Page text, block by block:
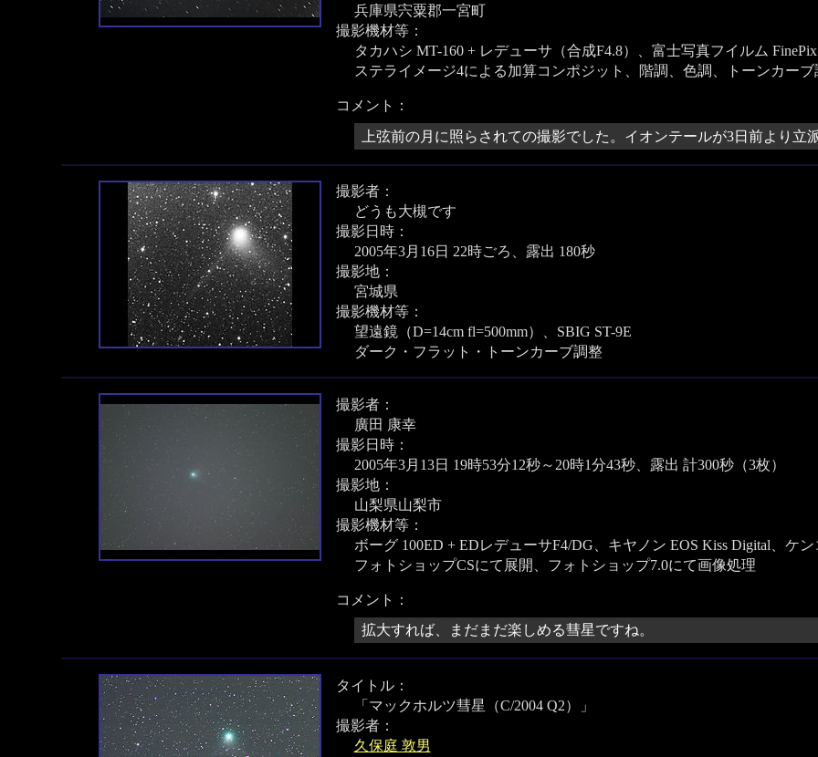
兵庫県宍粟郡一宮町
撮影機材等：
タカハシ MT-160 + レデューサ（合成F4.8）、富士写真フイルム
ステライメージ4による加算コンポジット、階調、色調、トーンカー
コメント：
上弦前の月に照らされての撮影でした。イオンテールが3日前より立
撮影者：
どうも大槻です
撮影日時：
2005年3月16日 22時ごろ、露出 180秒
撮影地：
宮城県
撮影機材等：
望遠鏡（D=14cm fl=500mm）、SBIG ST-9E
ダーク・フラット・トーンカーブ調整
撮影者：
廣田 康幸
撮影日時：
2005年3月13日 19時53分12秒～20時1分43秒、露出 計300秒（3枚）
撮影地：
山梨県山梨市
撮影機材等：
ボーグ 100ED + EDレデューサF4/DG、キヤノン EOS Kiss Digital、ケ
フォトショップCSにて展開、フォトショップ7.0にて画像処理
コメント：
拡大すれば、まだまだ楽しめる彗星ですね。
タイトル：
「マックホルツ彗星（C/2004 Q2）」
撮影者：
久保庭 敦男